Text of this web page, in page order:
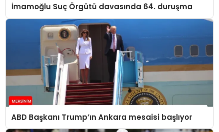
İmamoğlu Suç Örgütü davasında 64. duruşma
ABD Başkanı Trump’ın Ankara mesaisi başlıyor